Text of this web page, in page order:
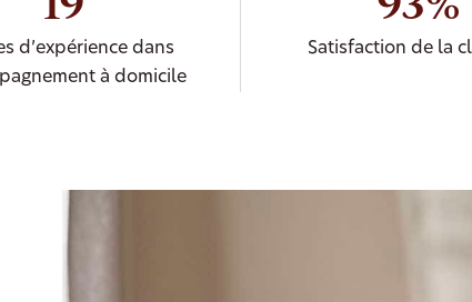
d’expérience dans
à domicile
Satisfaction de la